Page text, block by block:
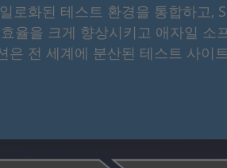
로화된 테스트 환경을 통합하
율을 크게 향상시키고 애자일
은 전 세계에 분산된 테스트 사